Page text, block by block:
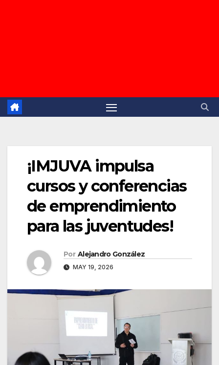
¡IMJUVA impulsa
cursos y conferencias
de emprendimiento
para las juventudes!
Por Alejandro González
MAY 19, 2026